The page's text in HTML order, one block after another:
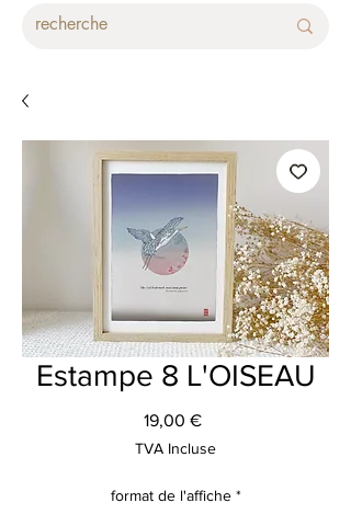
Estampe 8 L'OISEAU
19,00 €Prix
TVA Incluse
format de l'affiche *